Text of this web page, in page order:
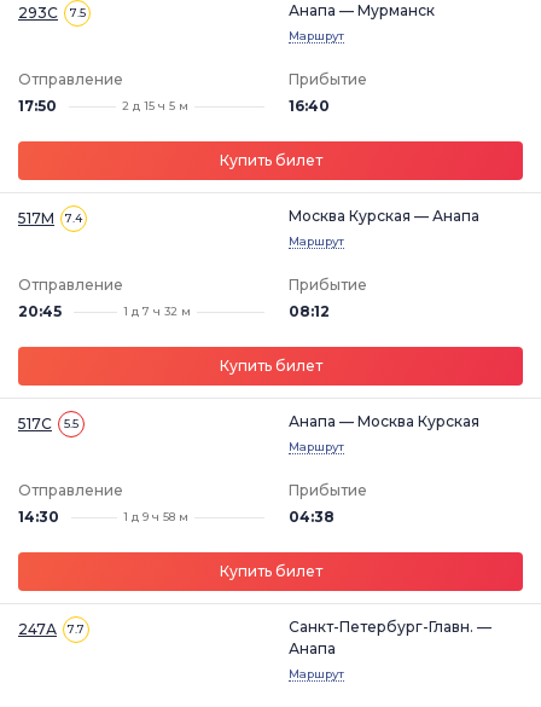
293С 7.5 Анапа — Мурманск
Маршрут
Отправление
17:50
2 д 15 ч 5 м
Прибытие
16:40
Купить билет
517М 7.4 Москва Курская — Анапа
Маршрут
Отправление
20:45
1 д 7 ч 32 м
Прибытие
08:12
Купить билет
517С 5.5 Анапа — Москва Курская
Маршрут
Отправление
14:30
1 д 9 ч 58 м
Прибытие
04:38
Купить билет
247А 7.7
Санкт-Петербург-Главн. —
Анапа
Маршрут